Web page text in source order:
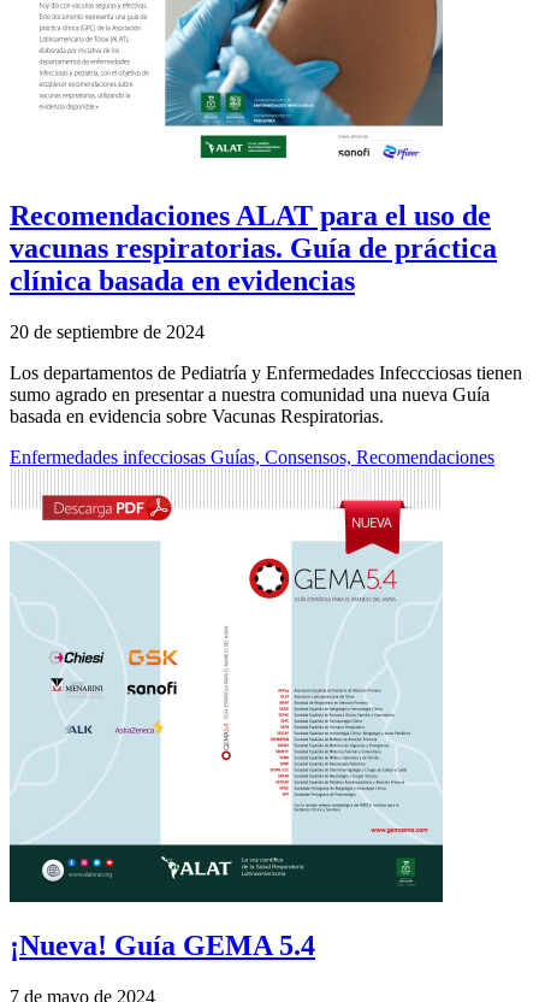
Recomendaciones ALAT para el uso de
vacunas respiratorias. Guía de práctica
clínica basada en evidencias
20 de septiembre de 2024
Los departamentos de Pediatría y Enfermedades Infeccciosas tienen
sumo agrado en presentar a nuestra comunidad una nueva Guía
basada en evidencia sobre Vacunas Respiratorias.
Enfermedades infecciosas Guías, Consensos, Recomendaciones
¡Nueva! Guía GEMA 5.4
7 de mayo de 2024